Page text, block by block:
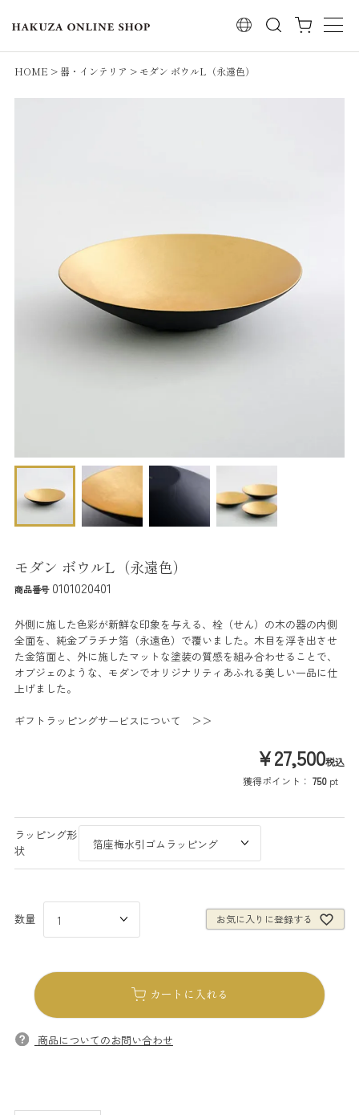
検索
HOME 器・インテリア モダン ボウルL（永遠色）
モダン ボウルL（永遠色）
商品番号 0101020401
外側に施した色彩が新鮮な印象を与える、栓（せん）の木の器の内側
全面を、純金プラチナ箔（永遠色）で覆いました。木目を浮き出させ
た金箔面と、外に施したマットな塗装の質感を組み合わせることで、
オブジェのような、モダンでオリジナリティあふれる美しい一品に仕
上げました。
ギフトラッピングサービスについて ＞＞
¥27,500税込
獲得ポイント： 750 pt
ラッピング形
状
お気に入りに登録する
カートに入れる
商品についてのお問い合わせ